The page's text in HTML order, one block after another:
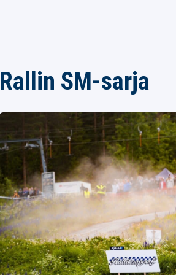
Rallin SM-sarja